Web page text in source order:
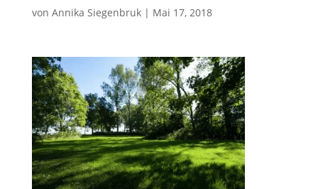
von Annika Siegenbruk| Mai 17, 2018